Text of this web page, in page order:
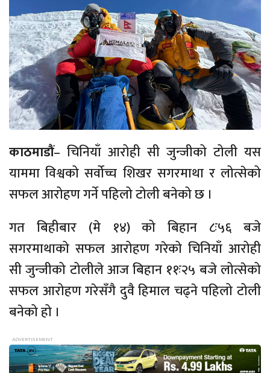
काठमाडौं– चिनियाँ आरोही सी जुन्जीको टोली यस
याममा विश्वको सर्वोच्च शिखर सगरमाथा र लोत्सेको
सफल आरोहण गर्ने पहिलो टोली बनेको छ ।
गत बिहीबार (मे १४) को बिहान ८ः५६ बजे
सगरमाथाको सफल आरोहण गरेको चिनियाँ आरोही
सी जुन्जीको टोलीले आज बिहान ११ः२५ बजे लोत्सेको
सफल आरोहण गरेसँगै दुवै हिमाल चढ्ने पहिलो टोली
बनेको हो ।